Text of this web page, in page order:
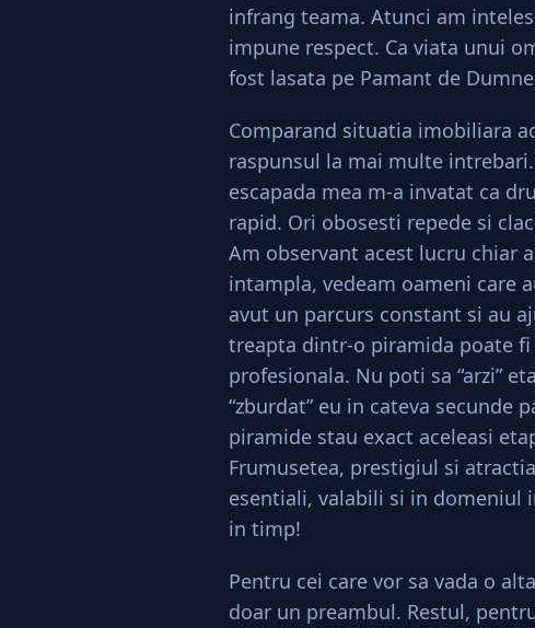
infrang teama. Atunci am
impune respect. Ca viata unui
fost lasata pe Pamant de
Comparand situatia imobiliara
raspunsul la mai multe
escapada mea m-a invatat ca
rapid. Ori obosesti repede si
Am observant acest lucru chiar
intampla, vedeam oameni care
avut un parcurs constant si au
treapta dintr-o piramida poate
profesionala. Nu poti sa “arzi”
“zburdat” eu in cateva secunde
piramide stau exact aceleasi
Frumusetea, prestigiul si
esentiali, valabili si in domeniul
in timp!
Pentru cei care vor sa vada o
doar un preambul. Restul,